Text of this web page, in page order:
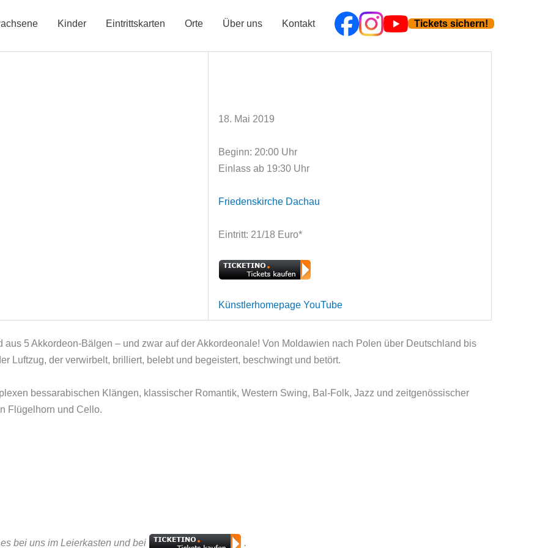
Kinder Eintrittskarten Orte Über uns Kontakt Tickets sichern!
18. Mai 2019
Beginn: 20:00 Uhr
Einlass ab 19:30 Uhr
Friedenskirche Dachau
Eintritt: 21/18 Euro*
Künstlerhomepage YouTube
5 Akkordeon-Bälgen – und zwar auf der Akkordeonale! Von Moldawien nach Polen über Deutschland bis
Luftzug, der verwirbelt, brilliert, belebt und begeistert, beschwingt und betört.
bessarabischen Klängen, klassischer Romantik, Western Swing, Bal-Folk, Jazz und zeitgenössischer
Flügelhorn und Cello.
bei uns im Leierkasten und bei .